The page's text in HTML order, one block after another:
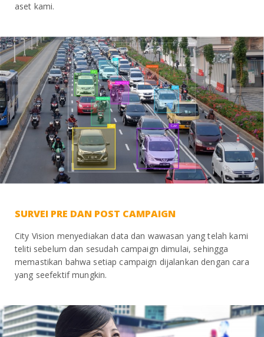
aset kami.
SURVEI PRE DAN POST CAMPAIGN
City Vision menyediakan data dan wawasan yang telah kami
teliti sebelum dan sesudah campaign dimulai, sehingga
memastikan bahwa setiap campaign dijalankan dengan cara
yang seefektif mungkin.